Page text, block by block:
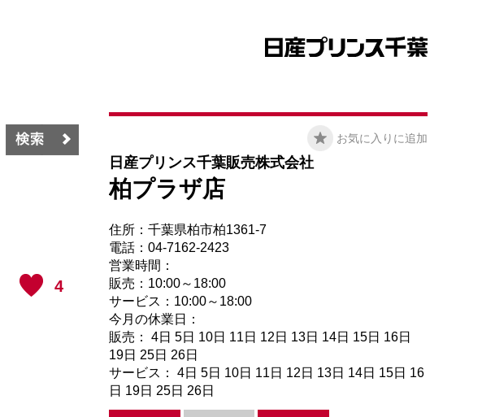
4
お気に入りに追加
日産プリンス千葉販売株式会社
柏プラザ店
住所：千葉県柏市柏1361-7
電話：04-7162-2423
営業時間：
販売：10:00～18:00
サービス：10:00～18:00
今月の休業日：
販売： 4日 5日 10日 11日 12日 13日 14日 15日 16日
19日 25日 26日
サービス： 4日 5日 10日 11日 12日 13日 14日 15日 16
日 19日 25日 26日